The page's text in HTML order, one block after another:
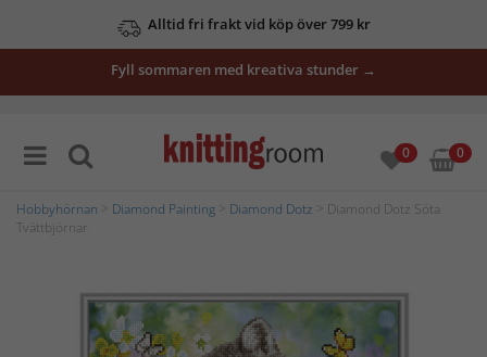
Alltid fri frakt vid köp över 799 kr
Fyll sommaren med kreativa stunder →
0 0
Hobbyhörnan Diamond Painting Diamond Dotz > Diamond Dotz Söta
Tvättbjörnar